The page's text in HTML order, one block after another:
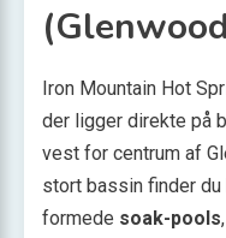
Iron Mountain Hot
der ligger direkte på
vest for centrum af
stort bassin finder
formede soak-pools